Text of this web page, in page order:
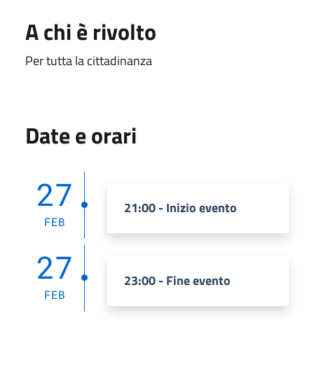
A chi è rivolto
Per tutta la cittadinanza
Date e orari
27
FEB
21:00 - Inizio evento
27
FEB
23:00 - Fine evento